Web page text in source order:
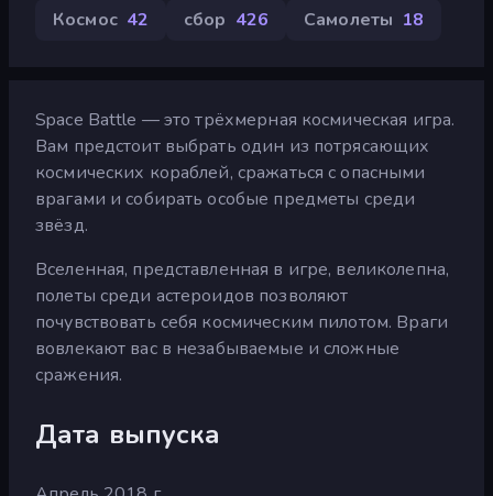
Космос 42 сбор 426 Самолеты 18
Space Battle — это трёхмерная космическая игра.
Вам предстоит выбрать один из потрясающих
космических кораблей, сражаться с опасными
врагами и собирать особые предметы среди
звёзд.
Вселенная, представленная в игре, великолепна,
полеты среди астероидов позволяют
почувствовать себя космическим пилотом. Враги
вовлекают вас в незабываемые и сложные
сражения.
Дата выпуска